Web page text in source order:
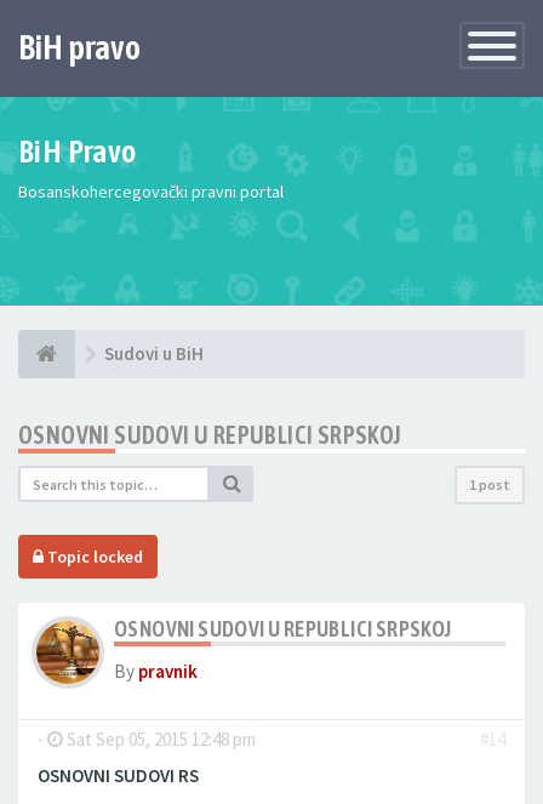
Toggle
BiH pravo
BiH Pravo
Bosanskohercegovački pravni portal
Sudovi u BiH
OSNOVNI SUDOVI U REPUBLICI SRPSKOJ
1 post
Topic locked
OSNOVNI SUDOVI U REPUBLICI SRPSKOJ
By pravnik
- Sat Sep 05, 2015 12:48 pm
#14
OSNOVNI SUDOVI RS